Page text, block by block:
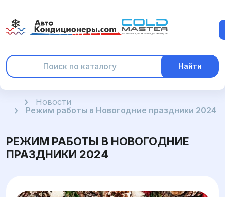
Найти
ГлавнаяНовости
Режим работы в Новогодние праздники 2024
РЕЖИМ РАБОТЫ В НОВОГОДНИЕ
ПРАЗДНИКИ 2024